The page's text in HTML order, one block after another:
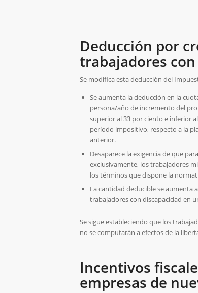
Deducción por
trabajadores
Se modifica esta deducción del
Se aumenta la deducción en la
persona/año de incremento del
superior al 33 por ciento e inferior
período impositivo, respecto a la
anterior.
Desaparece la exigencia de que
exclusivamente, los trabajadores
los términos que dispone la
La cantidad deducible se aumenta
trabajadores con discapacidad en
Se sigue estableciendo que los
no se computarán a efectos de la
Incentivos
empresas de